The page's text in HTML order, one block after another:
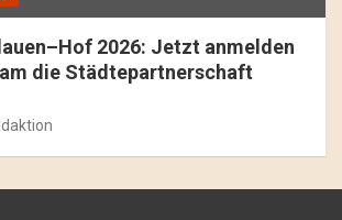
2026: Jetzt anmelden
die Städtepartnerschaft